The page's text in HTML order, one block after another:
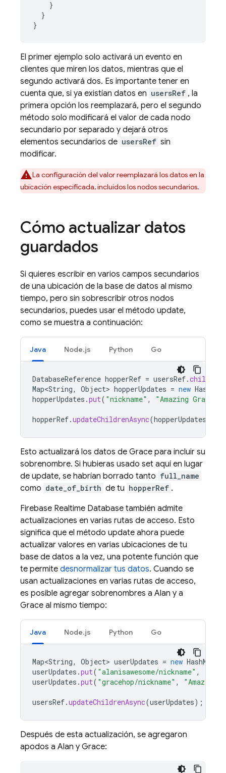
    }
  }
}
El primer ejemplo solo activará un evento en
clientes que miren los datos, mientras que el
segundo activará dos. Es importante tener en
cuenta que, si ya existían datos en usersRef , la
primera opción los reemplazará, pero el segundo
método solo modificará el valor de cada nodo
secundario por separado y dejará otros
elementos secundarios de usersRef sin
modificar.
La configuración del valor reemplazará los datos en la
ubicación especificada, incluidos los nodos secundarios.
Cómo actualizar datos
guardados
Si quieres escribir en varios campos secundarios
de una ubicación de la base de datos al mismo
tiempo, pero sin sobrescribir otros nodos
secundarios, puedes usar el método update,
como se muestra a continuación:
Java Node.js Python Go
DatabaseReference hopperRef = usersRef.child
Map<String, Object> hopperUpdates = new HashMap
hopperUpdates .put( "nickname" , "Amazing Grace"
hopperRef.updateChildrenAsync(hopperUpdates
Esto actualizará los datos de Grace para incluir su
sobrenombre. Si hubieras usado set aquí en lugar
de update, se habrían borrado tanto full_name
como date_of_birth de tu hopperRef .
Firebase Realtime Database también admite
actualizaciones en varias rutas de acceso. Esto
significa que el método update ahora puede
actualizar valores en varias ubicaciones de tu
base de datos a la vez, una potente función que
te permite desnormalizar tus datos. Cuando se
usan actualizaciones en varias rutas de acceso,
es posible agregar sobrenombres a Alan y a
Grace al mismo tiempo:
Java Node.js Python Go
Map<String, Object> userUpdates = new HashMap
userUpdates .put( "alanisawesome/nickname" ,
userUpdates .put( "gracehop/nickname" , "Amazing
usersRef.updateChildrenAsync(userUpdates);
Después de esta actualización, se agregaron
apodos a Alan y Grace: